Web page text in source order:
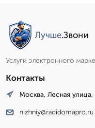
Лучше.Звони
Услуги электронного
Контакты
Москва, Лесная
nizhniy@radidomapro.ru